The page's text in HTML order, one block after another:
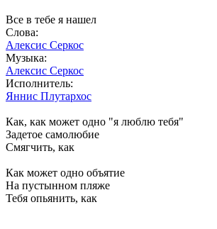
Все в тебе я нашел
Слова:
Алексис Серкос
Музыка:
Алексис Серкос
Исполнитель:
Яннис Плутархос
Как, как может одно "я люблю тебя"
Задетое самолюбие
Смягчить, как
Как может одно объятие
На пустынном пляже
Тебя опьянить, как